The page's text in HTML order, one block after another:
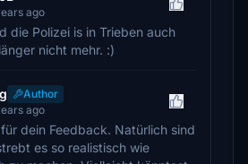
ago
die Polizei is in Trieben auch
nicht mehr. :)
Author
ago
dein Feedback. Natürlich sind
es so realistisch wie